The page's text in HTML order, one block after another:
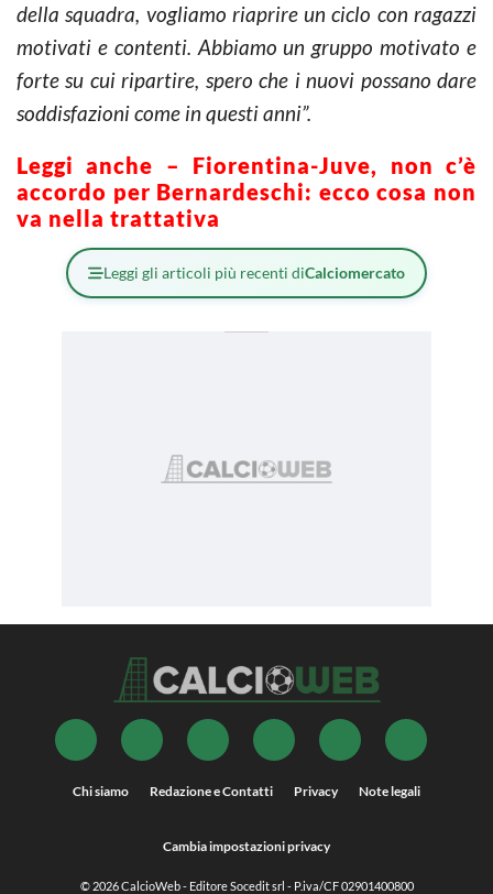
della squadra, vogliamo riaprire un ciclo con ragazzi
motivati e contenti. Abbiamo un gruppo motivato e
forte su cui ripartire, spero che i nuovi possano dare
soddisfazioni come in questi anni”.
Leggi anche – Fiorentina-Juve, non c’è
accordo per Bernardeschi: ecco cosa non
va nella trattativa
Leggi gli articoli più recenti diCalciomercato
Chi siamo Redazione e Contatti Privacy Note legali
Cambia impostazioni privacy
© 2026CalcioWeb- Editore Socedit srl - P.iva/CF 02901400800